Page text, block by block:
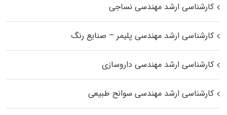
کارشناسی ارشد مهندسی نساجی
کارشناسی ارشد مهندسی پلیمر – صنایع رنگ
کارشناسی ارشد مهندسی داروسازی
کارشناسی ارشد مهندسی سوانح طبیعی